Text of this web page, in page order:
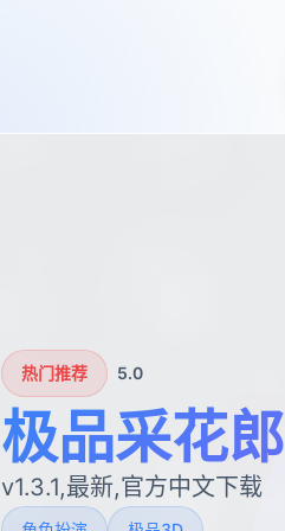
热门推荐 5.0
极品采花郎
v1.3.1,最新,官方中文下载